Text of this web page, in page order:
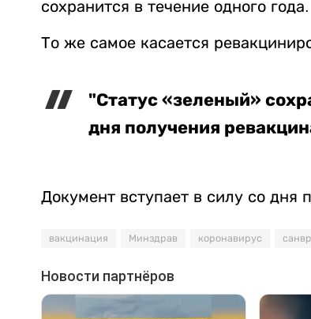
сохранится в течение одного года.
То же самое касается
"Статус «зеленый»
дня получения
Документ вступает в силу со дня
вакцинация Минздрав коронавирус